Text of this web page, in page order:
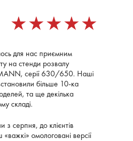
для нас приємним
на стенди розвалу
серії 630/650. Наші
більше 10-ка
та ще декілька
складі.
серпня, до клієнтів
омологовані версії